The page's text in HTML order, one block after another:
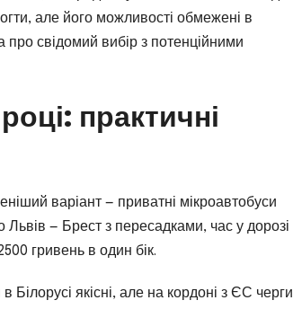
але його можливості обмежені в
про свідомий вибір з потенційними
практичні
варіант — приватні мікроавтобуси
— Брест з пересадками, час у дорозі
гривень в один бік.
якісні, але на кордоні з ЄС черги